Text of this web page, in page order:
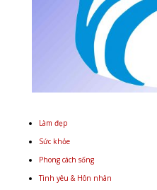
Làm đẹp
Sức khỏe
Phong cách sống
Tình yêu & Hôn nhân